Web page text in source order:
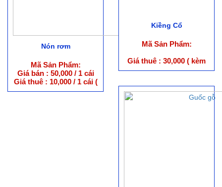
Nón rơm
Mã Sản Phẩm:
Giá bán : 50,000 / 1 cái
Giá thuê : 10,000 / 1 cái (
kèm trang phục )
Kiềng Cổ
Mã Sản Phẩm:
Giá thuê : 30,000 ( kèm
trang phục )